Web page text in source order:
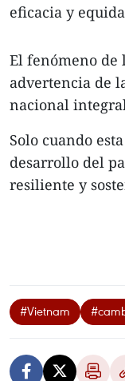
eficacia y
El fenómeno de
advertencia de
nacional
Solo cuando
desarrollo del
resiliente y
#Vietnam